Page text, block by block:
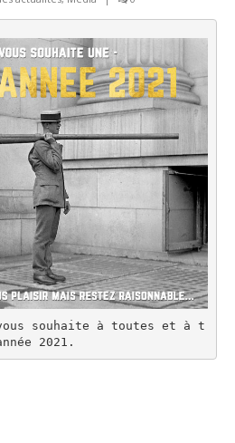
vous souhaite à toutes et à t
2021.